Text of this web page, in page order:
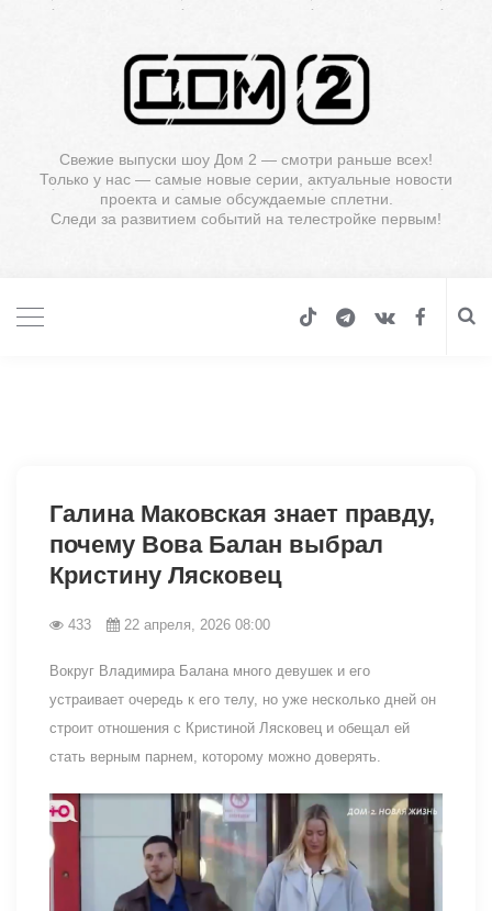
Свежие выпуски шоу Дом 2 — смотри раньше всех!
Только у нас — самые новые серии, актуальные новости
проекта и самые обсуждаемые сплетни.
Следи за развитием событий на телестройке первым!
Галина Маковская знает правду,
почему Вова Балан выбрал
Кристину Лясковец
433 22 апреля, 2026 08:00
Вокруг Владимира Балана много девушек и его
устраивает очередь к его телу, но уже несколько дней он
строит отношения с Кристиной Лясковец и обещал ей
стать верным парнем, которому можно доверять.